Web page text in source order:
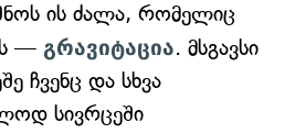
ის ძალა, რომელიც
— გრავიტაცია. მსგავსი
ჩვენც და სხვა
სივრცეში